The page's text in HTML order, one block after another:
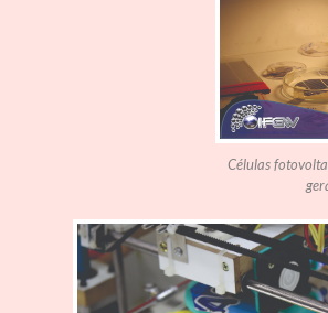
Células